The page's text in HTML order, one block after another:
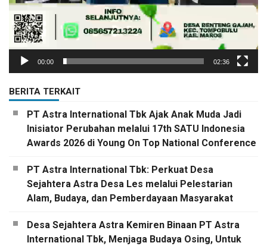
00:00 02:36
BERITA TERKAIT
PT Astra International Tbk Ajak Anak Muda Jadi
Inisiator Perubahan melalui 17th SATU Indonesia
Awards 2026 di Young On Top National Conference
PT Astra International Tbk: Perkuat Desa
Sejahtera Astra Desa Les melalui Pelestarian
Alam, Budaya, dan Pemberdayaan Masyarakat
Desa Sejahtera Astra Kemiren Binaan PT Astra
International Tbk, Menjaga Budaya Osing, Untuk